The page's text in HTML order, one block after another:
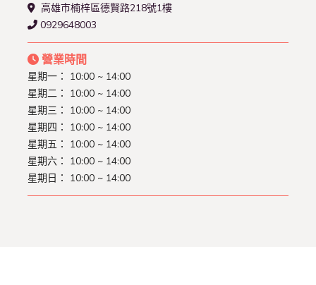
高雄市楠梓區德賢路218號1樓
0929648003
營業時間
星期一： 10:00 ~ 14:00
星期二： 10:00 ~ 14:00
星期三： 10:00 ~ 14:00
星期四： 10:00 ~ 14:00
星期五： 10:00 ~ 14:00
星期六： 10:00 ~ 14:00
星期日： 10:00 ~ 14:00